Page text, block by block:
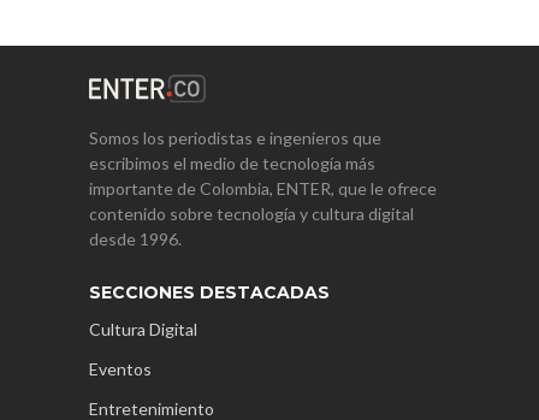
Somos los periodistas e ingenieros que
escribimos el medio de tecnología más
importante de Colombia, ENTER, que le ofrece
contenido sobre tecnología y cultura digital
desde 1996.
SECCIONES DESTACADAS
Cultura Digital
Eventos
Entretenimiento